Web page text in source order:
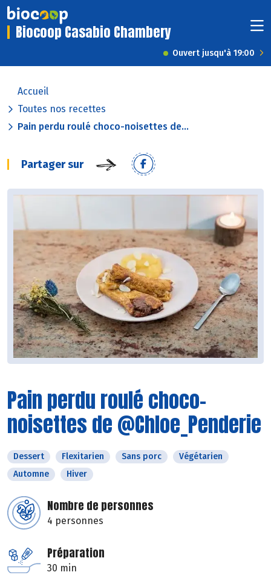
Biocoop Casabio Chambery
Ouvert jusqu'à 19:00
Accueil
Toutes nos recettes
Pain perdu roulé choco-noisettes de...
Partager sur
Pain perdu roulé choco-
noisettes de @Chloe_Penderie
Dessert Flexitarien Sans porc
Végétarien
Automne
Hiver
Nombre de personnes
4 personnes
Préparation
30 min